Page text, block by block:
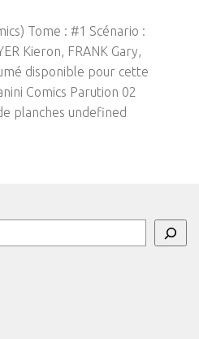
Tome : #1 Scénario :
Kieron, FRANK Gary,
disponible pour cette
Comics Parution 02
planches undefined